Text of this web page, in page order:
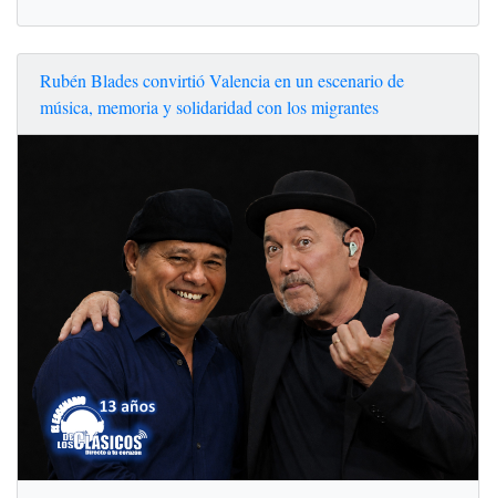
Rubén Blades convirtió Valencia en un escenario de
música, memoria y solidaridad con los migrantes